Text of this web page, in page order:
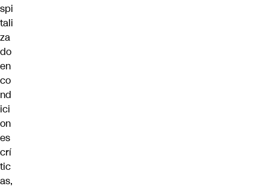
spi
tali
za
do
en
co
nd
ici
on
es
crí
tic
as,